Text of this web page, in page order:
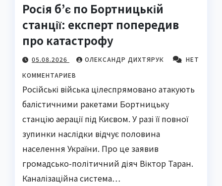
Росія б’є по Бортницькій
станції: експерт попередив
про катастрофу
05.08.2026 ОЛЕКСАНДР ДИХТЯРУК
НЕТ
КОММЕНТАРИЕВ
Російські війська цілеспрямовано атакують
балістичними ракетами Бортницьку
станцію аерації під Києвом. У разі її повної
зупинки наслідки відчує половина
населення України. Про це заявив
громадсько-політичний діяч Віктор Таран.
Каналізаційна система…